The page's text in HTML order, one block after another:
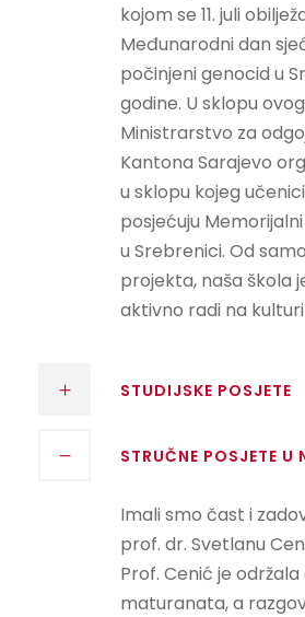
kojom se 11. juli
Međunarodni dan
počinjeni genocid u
godine. U sklopu
Ministrarstvo za
Kantona Sarajevo
u sklopu kojeg
posjećuju
u Srebrenici. Od
projekta, naša škola
aktivno radi na
STUDIJSKE POSJETE
STRUČNE POSJETE U
Imali smo čast i
prof. dr. Svetlanu
Prof. Cenić je
maturanata, a